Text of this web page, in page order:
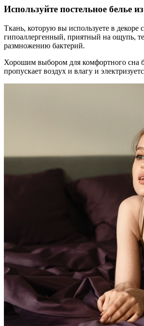
Используйте постельное белье
Ткань, которую вы используете в декоре
гипоаллергенный, приятный на ощупь,
размножению бактерий.
Хорошим выбором для комфортного сна
пропускает воздух и влагу и